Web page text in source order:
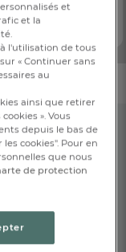
AT
105,00 €
Effet gauffré
et
et la
l'utilisation de tous
« Continuer sans
au
ainsi que retirer
». Vous
depuis le bas de
cookies". Pour en
que nous
de protection